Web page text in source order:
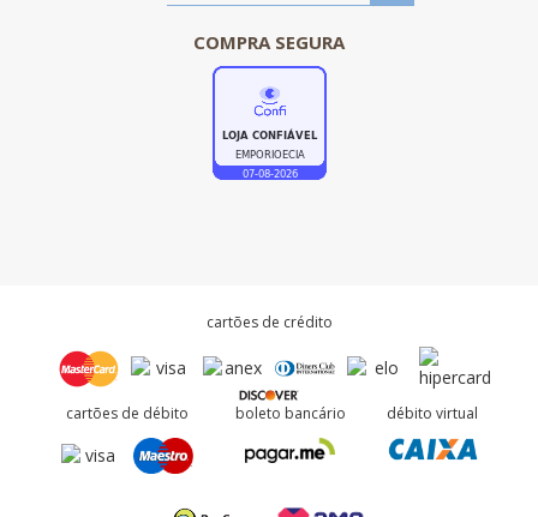
COMPRA SEGURA
cartões de crédito
cartões de débito boleto bancário débito virtual